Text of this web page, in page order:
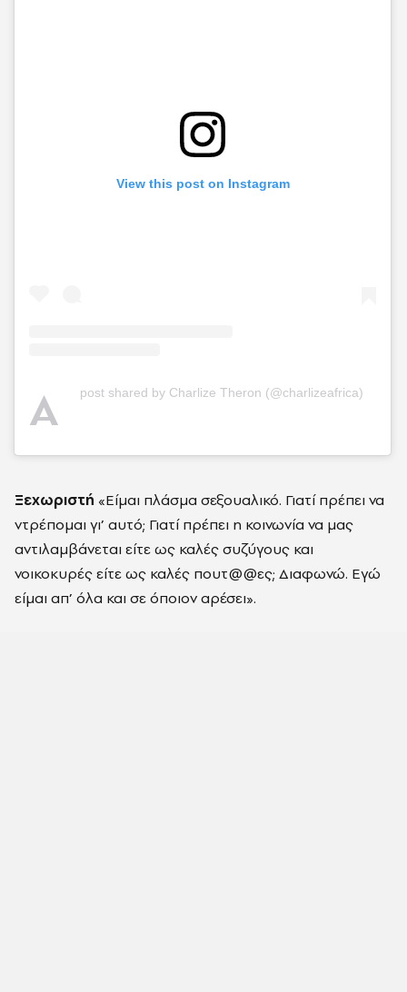
View this post on Instagram
A post shared by Charlize Theron (@charlizeafrica)
Ξεχωριστή «Είμαι πλάσμα σεξουαλικό. Γιατί πρέπει να
ντρέπομαι γι’ αυτό; Γιατί πρέπει η κοινωνία να μας
αντιλαμβάνεται είτε ως καλές συζύγους και
νοικοκυρές είτε ως καλές πουτ@@ες; Διαφωνώ. Εγώ
είμαι απ’ όλα και σε όποιον αρέσει».